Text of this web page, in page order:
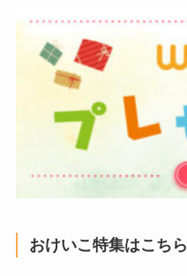
おけいこ特集はこちら